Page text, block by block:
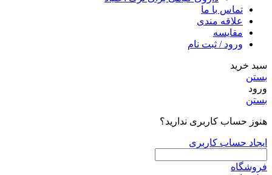
تماس با ما
علاقه مندی
مقایسه
ورود / ثبت نام
سبد خرید
بستن
ورود
بستن
هنوز حساب کاربری ندارید؟
ایجاد حساب کاربری
فروشگاه